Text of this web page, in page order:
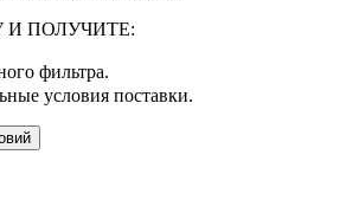
И ПОЛУЧИТЕ:
фильтра.
условия поставки.